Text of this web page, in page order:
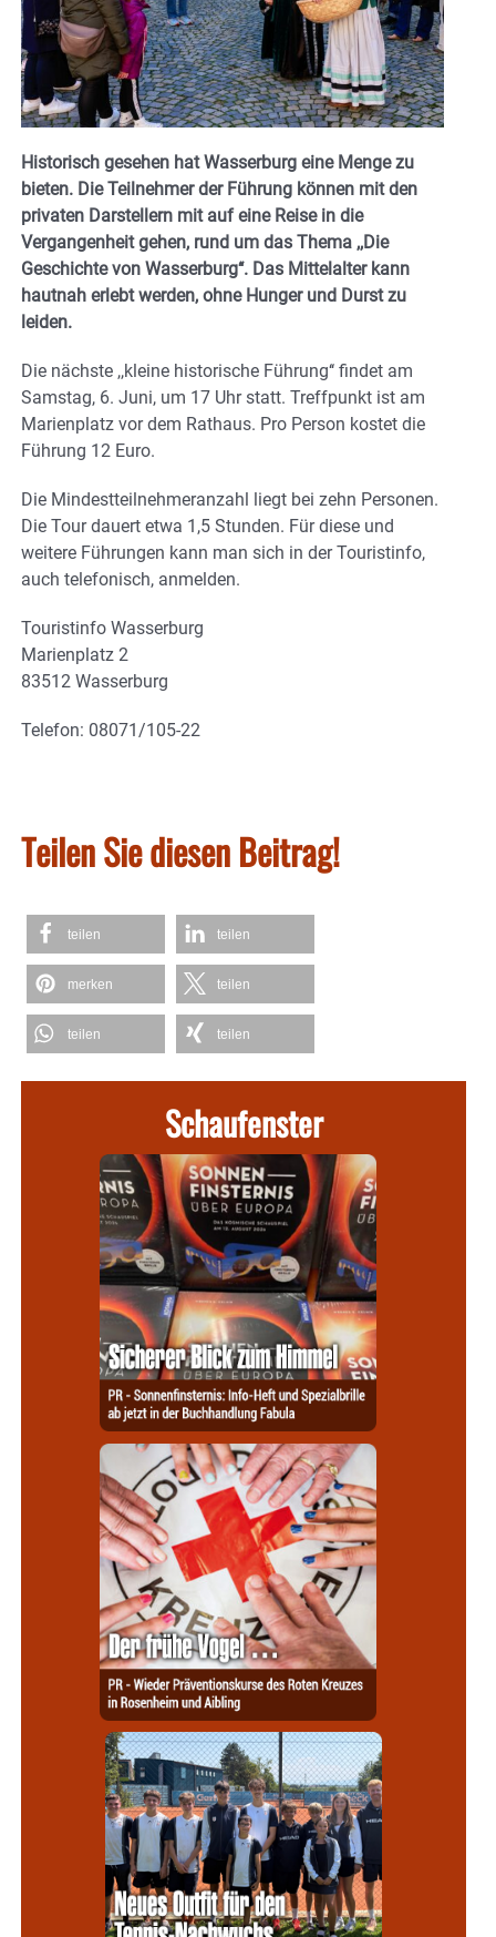
Historisch gesehen hat Wasserburg eine Menge zu
bieten. Die Teilnehmer der Führung können mit den
privaten Darstellern mit auf eine Reise in die
Vergangenheit gehen, rund um das Thema ,,Die
Geschichte von Wasserburg‘‘. Das Mittelalter kann
hautnah erlebt werden, ohne Hunger und Durst zu
leiden.
Die nächste ,,kleine historische Führung‘‘ findet am
Samstag, 6. Juni, um 17 Uhr statt. Treffpunkt ist am
Marienplatz vor dem Rathaus. Pro Person kostet die
Führung 12 Euro.
Die Mindestteilnehmeranzahl liegt bei zehn Personen.
Die Tour dauert etwa 1,5 Stunden. Für diese und
weitere Führungen kann man sich in der Touristinfo,
auch telefonisch, anmelden.
Touristinfo Wasserburg
Marienplatz 2
83512 Wasserburg
Telefon: 08071/105-22
Teilen Sie diesen Beitrag!
teilen teilen
merken teilen
teilen teilen
Schaufenster